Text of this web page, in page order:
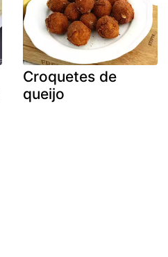
Croquetes de
queijo